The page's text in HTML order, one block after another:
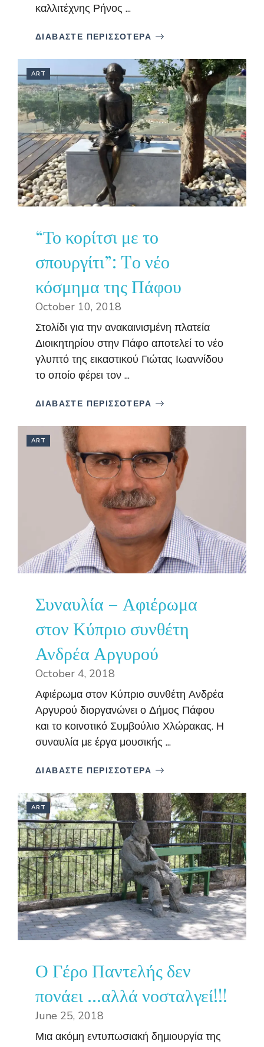
καλλιτέχνης Ρήνος ...
ΔΙΑΒΑΣΤΕ ΠΕΡΙΣΣΟΤΕΡΑ
ART
“Το κορίτσι με το
σπουργίτι”: Tο νέο
κόσμημα της Πάφου
October 10, 2018
Στολίδι για την ανακαινισμένη πλατεία
Διοικητηρίου στην Πάφο αποτελεί το νέο
γλυπτό της εικαστικού Γιώτας Ιωαννίδου
το οποίο φέρει τον ...
ΔΙΑΒΑΣΤΕ ΠΕΡΙΣΣΟΤΕΡΑ
ART
Συναυλία – Αφιέρωμα
στον Κύπριο συνθέτη
Ανδρέα Αργυρού
October 4, 2018
Αφιέρωμα στον Κύπριο συνθέτη Ανδρέα
Αργυρού διοργανώνει ο Δήμος Πάφου
και το κοινοτικό Συμβούλιο Χλώρακας. Η
συναυλία με έργα μουσικής ...
ΔΙΑΒΑΣΤΕ ΠΕΡΙΣΣΟΤΕΡΑ
ART
Ο Γέρο Παντελής δεν
πονάει …αλλά νοσταλγεί!!!
June 25, 2018
Μια ακόμη εντυπωσιακή δημιουργία της